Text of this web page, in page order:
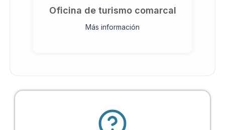
Oficina de turismo comarcal
Más información